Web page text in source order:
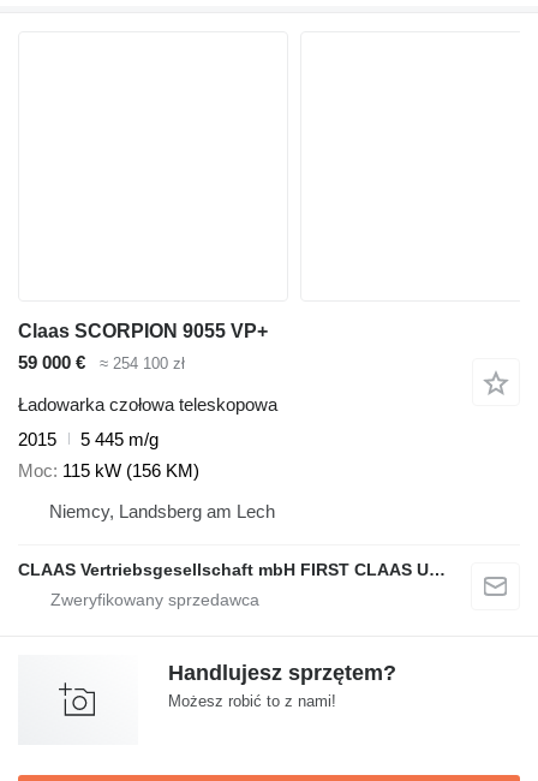
Claas SCORPION 9055 VP+
59 000 €
≈ 254 100 zł
Ładowarka czołowa teleskopowa
2015
5 445 m/g
Moc 115 kW (156 KM)
Niemcy, Landsberg am Lech
CLAAS Vertriebsgesellschaft mbH FIRST CLAAS USED Center
Handlujesz sprzętem?
Możesz robić to z nami!